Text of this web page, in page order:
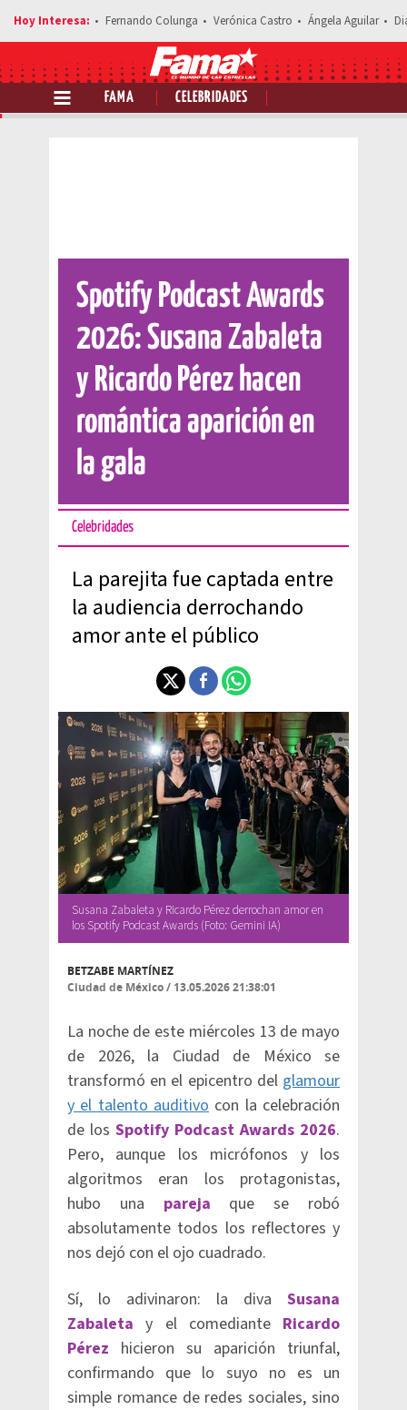
Fernando Colunga Verónica Castro Ángela Aguilar
FAMA CELEBRIDADES
Comparte esta noticia
Spotify Podcast Awards
2026: Susana Zabaleta
y Ricardo Pérez hacen
romántica aparición en
la gala
Celebridades
La parejita fue captada entre
la audiencia derrochando
amor ante el público
Susana Zabaleta y Ricardo Pérez derrochan amor en
los Spotify Podcast Awards (Foto: Gemini IA)
BETZABE MARTÍNEZ
Ciudad de México/ 13.05.2026 21:38:01
La noche de este miércoles 13 de mayo
de 2026, la Ciudad de México se
transformó en el epicentro del glamour
y el talento auditivo con la celebración
de los Spotify Podcast Awards 2026.
Pero, aunque los micrófonos y los
algoritmos eran los protagonistas,
hubo una pareja que se robó
absolutamente todos los reflectores y
nos dejó con el ojo cuadrado.
Sí, lo adivinaron: la diva Susana
Zabaleta y el comedianteRicardo
Pérez hicieron su aparición triunfal,
confirmando que lo suyo no es un
simple romance de redes sociales, sino